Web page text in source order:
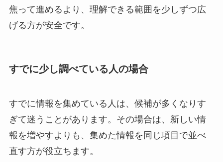
焦って進めるより、理解できる範囲を少しずつ広
げる方が安全です。
すでに少し調べている人の場合
すでに情報を集めている人は、候補が多くなりす
ぎて迷うことがあります。その場合は、新しい情
報を増やすよりも、集めた情報を同じ項目で並べ
直す方が役立ちます。